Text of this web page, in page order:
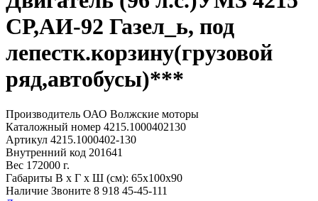
СР,АИ-92 Газел_ь, под
лепестк.корзину(грузовой
ряд,автобусы)***
Производитель ОАО Волжские моторы
Каталожный номер 4215.1000402130
Артикул 4215.1000402-130
Внутренний код 201641
Вес 172000 г.
Габариты В х Г х Ш (см): 65х100х90
Наличие Звоните 8 918 45-45-111